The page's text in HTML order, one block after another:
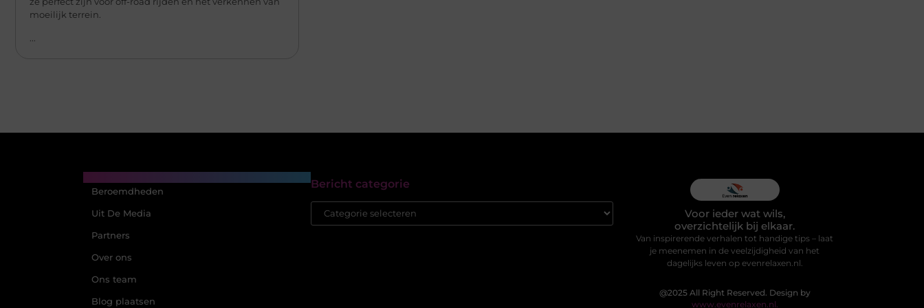
moeilijk terrein.
Beroemdheden
Uit De Media
Partners
Over ons
Ons team
Blog plaatsen
Bericht categorie
Voor ieder wat wils,
overzichtelijk bij elkaar.
Van inspirerende verhalen tot handige tips – laat
je meenemen in de veelzijdigheid van het
dagelijks leven op evenrelaxen.nl.
@2025 All Right Reserved. Design by
www.evenrelaxen.nl.